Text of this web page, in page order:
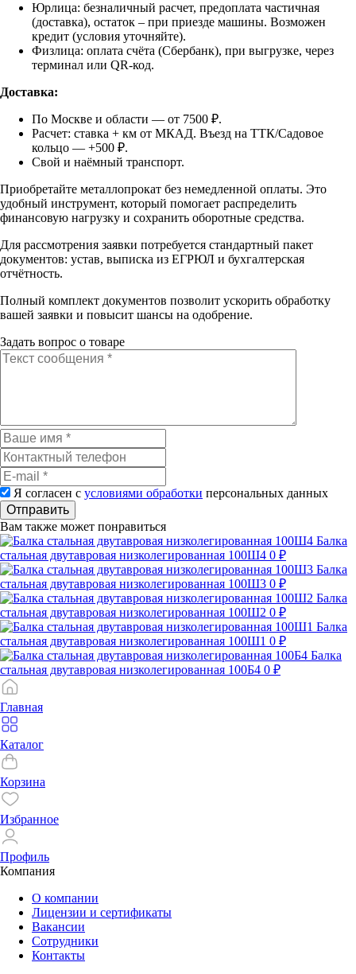
Юрлица: безналичный расчет, предоплата частичная
(доставка), остаток – при приезде машины. Возможен
кредит (условия уточняйте).
Физлица: оплата счёта (Сбербанк), при выгрузке, через
терминал или QR-код.
Доставка:
По Москве и области — от 7500 ₽.
Расчет: ставка + км от МКАД. Въезд на ТТК/Садовое
кольцо — +500 ₽.
Свой и наёмный транспорт.
Приобретайте металлопрокат без немедленной оплаты. Это
удобный инструмент, который помогает распределить
финансовую нагрузку и сохранить оборотные средства.
Для рассмотрения заявки потребуется стандартный пакет
документов: устав, выписка из ЕГРЮЛ и бухгалтерская
отчётность.
Полный комплект документов позволит ускорить обработку
вашей заявки и повысит шансы на одобрение.
Задать вопрос о товаре
Я согласен с условиями обработки персональных данных
Отправить
Вам также может понравиться
Балка
стальная двутавровая низколегированная 100Ш4 0 ₽
Балка
стальная двутавровая низколегированная 100Ш3 0 ₽
Балка
стальная двутавровая низколегированная 100Ш2 0 ₽
Балка
стальная двутавровая низколегированная 100Ш1 0 ₽
Балка
стальная двутавровая низколегированная 100Б4 0 ₽
Главная
Каталог
Корзина
Избранное
Профиль
Компания
О компании
Лицензии и сертификаты
Вакансии
Сотрудники
Контакты